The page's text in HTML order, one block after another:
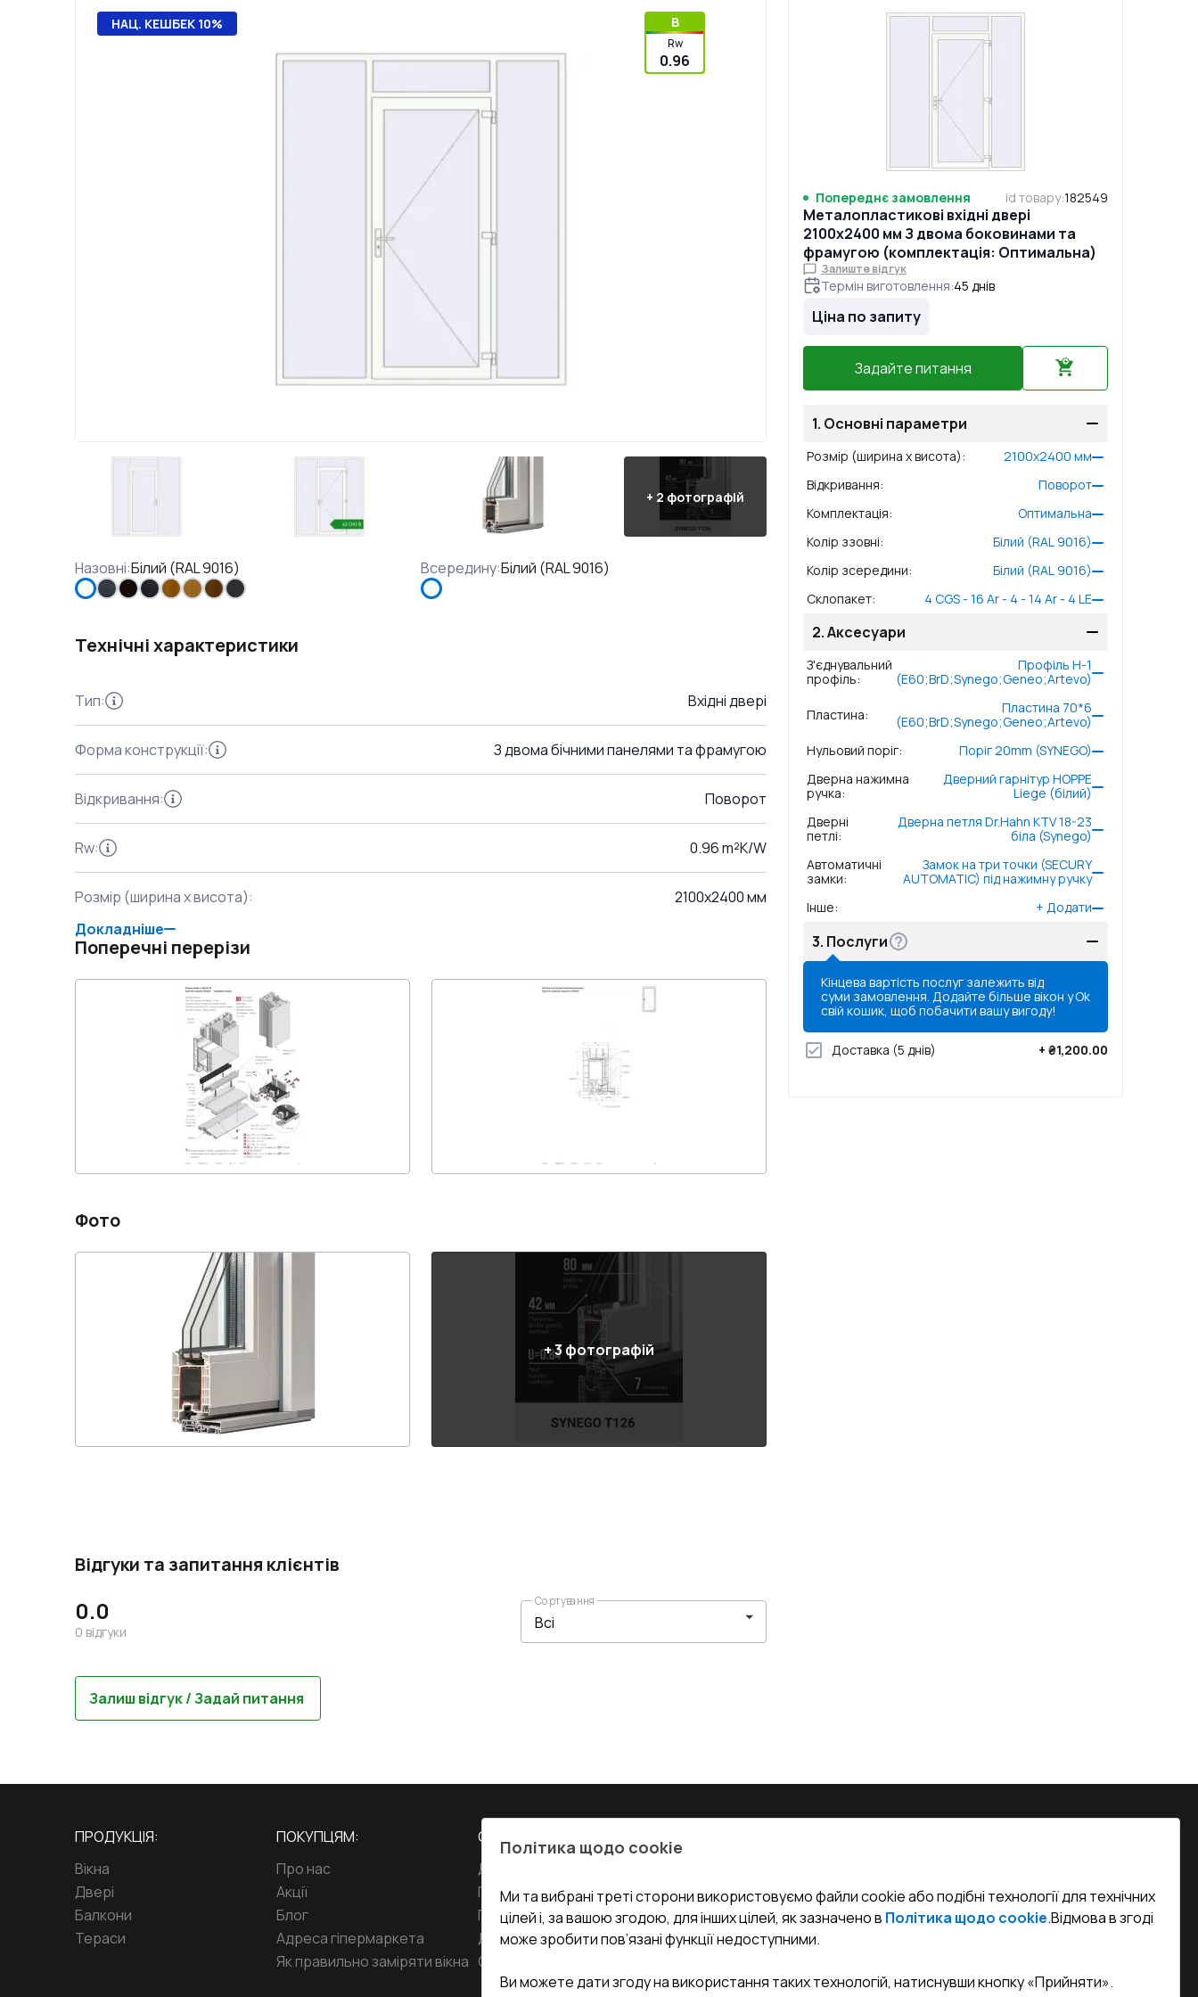
НАЦ. КЕШБЕК 10% B
Rw
0.96
+ 2 фотографій
Назовні:Білий (RAL 9016) Всередину:Білий (RAL 9016)
Технічні характеристики
Тип: Вхідні двері
Форма конструкції: З двома бічними панелями та фрамугою
Відкривання: Поворот
Rw: 0.96 m²K/W
Розмір (ширина x висота):
2100x2400 мм
Докладніше
Поперечні перерізи
Фото
+3 фотографій
Відгуки та запитання клієнтів
0.0
0 відгуки
Сортування
Залиш відгук / Задай питання
Попереднє замовлення id товару:182549
Металопластикові вхідні двері
2100x2400 мм З двома боковинами та
фрамугою (комплектація: Оптимальна)
Залиште відгук
Термін виготовлення:45 днів
Ціна по запиту
Задайте питання
1. Основні параметри
Розмір (ширина x висота): 2100x2400 мм
Відкривання:
Поворот
Комплектація:
Оптимальна
Колір ззовні:
Білий (RAL 9016)
Колір зсередини:
Білий (RAL 9016)
Склопакет: 4 CGS - 16 Ar - 4 - 14 Ar - 4 LE
2.Аксесуари
З'єднувальний
профіль:
Профіль Н-1
(E60;BrD;Synego;Geneo;Artevo)
Пластина:
Пластина 70*6
(E60;BrD;Synego;Geneo;Artevo)
Нульовий поріг:
Поріг 20mm (SYNEGO)
Дверна нажимна
ручка:
Дверний гарнітур HOPPE
Liege (білий)
Дверні
петлі:
Дверна петля Dr.Hahn KTV 18-23
біла (Synego)
Автоматичні
замки:
Замок на три точки (SECURY
AUTOMATIC) під нажимну ручку
Інше: + Додати
3. Послуги
Кінцева вартість послуг залежить від
суми замовлення. Додайте більше вікон у
свій кошик, щоб побачити вашу вигоду!
Ok
Доставка (5 днів) + ₴1,200.00
ПРОДУКЦІЯ:
Вікна
Двері
Балкони
Тераси
ПОКУПЦЯМ:
Про нас
Акції
Блог
Адреса гіпермаркета
Як правильно заміряти вікна
СЕРВІС ТА ОБЛУГОВУВАННЯ:
Доставка і Оплата
Гарантія та Сервіс
Повернення товару
Договір публічної оферти
Співпраця з нами
undefined(undefined)
i.mgr3@korsa.ua
Політика щодо cookie
Ми та вибрані треті сторони використовуємо файли cookie або подібні технології для технічних
цілей і, за вашою згодою, для інших цілей, як зазначено в Політика щодо cookie.Відмова в згоді
може зробити пов’язані функції недоступними.
Ви можете дати згоду на використання таких технологій, натиснувши кнопку «Прийняти».